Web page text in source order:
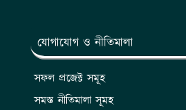
যোগাযোগ ও নীতিমালা
সফল প্রজেক্ট সমূহ
সমস্ত নীতিমালা সূমহ